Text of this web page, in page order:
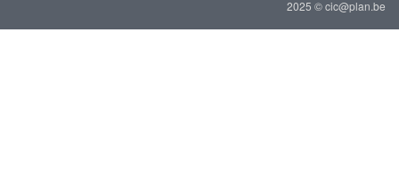
2025 © cic@plan.be